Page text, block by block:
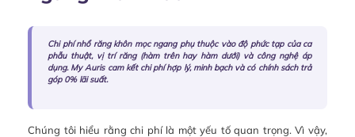
Chi phí nhổ răng khôn mọc ngang phụ thuộc vào độ phức tạp của ca
phẫu thuật, vị trí răng (hàm trên hay hàm dưới) và công nghệ áp
dụng. My Auris cam kết chi phí hợp lý, minh bạch và có chính sách trả
góp 0% lãi suất.
Chúng tôi hiểu rằng chi phí là một yếu tố quan trọng. Vì vậy,